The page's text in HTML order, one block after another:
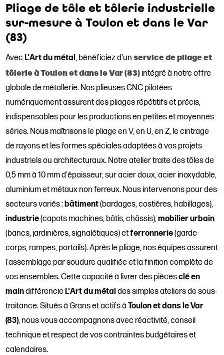
Pliage de tôle et tôlerie industrielle
sur-mesure à Toulon et dans le Var
(83)
AvecL'Art du métal, bénéficiez d'unservice de pliage et
tôlerie à Toulon et dans le Var (83) intégré à notre offre
globale de métallerie. Nos plieuses CNC pilotées
numériquement assurent des pliages répétitifs et précis,
indispensables pour les productions en petites et moyennes
séries. Nous maîtrisons le pliage en V, en U, en Z, le cintrage
de rayons et les formes spéciales adaptées à vos projets
industriels ou architecturaux. Notre atelier traite des tôles de
0,5 mm à 10 mm d'épaisseur, sur acier doux, acier inoxydable,
aluminium et métaux non ferreux. Nous intervenons pour des
secteurs variés :bâtiment(bardages, costières, habillages),
industrie(capots machines, bâtis, châssis),mobilier urbain
(bancs, jardinières, signalétiques) etferronnerie(garde-
corps, rampes, portails). Après le pliage, nos équipes assurent
l'assemblage par soudure qualifiée et la finition complète de
vos ensembles. Cette capacité à livrer des piècesclé en
maindifférencieL'Art du métaldes simples ateliers de sous-
traitance. Situés à Grans et actifs àToulon et dans le Var
(83), nous vous accompagnons avec réactivité, conseil
technique et respect de vos contraintes budgétaires et
calendaires.